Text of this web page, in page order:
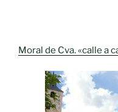
Moral de Cva. «calle a